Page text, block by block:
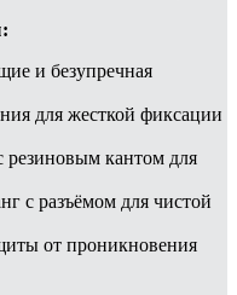
и безупречная
для жесткой фиксации
резиновым кантом для
с разъёмом для чистой
от проникновения